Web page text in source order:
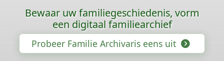
Bewaar uw familiegeschiedenis, vorm
een digitaal familiearchief
Probeer Familie Archivaris eens uit